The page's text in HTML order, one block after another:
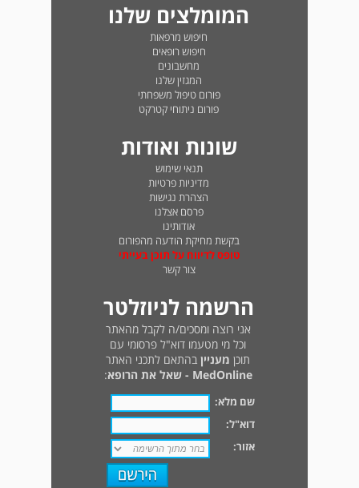
המומלצים שלנו
חיפוש מרפאות
חיפוש רופאים
מחשבונים
המגזין שלנו
פורום טיפול משפחתי
פורום ניתוחי קטרקט
שונות ואודות
תנאי שימוש
מדיניות פרטיות
הצהרת נגישות
פרסם אצלנו
אודותינו
בקשת מחיקת הודעה מהפורום
טופס לדיווח על תוכן בעייתי
צור קשר
הרשמה לניוזלטר
אני רוצה ומסכים/ה לקבל מהאתר
וכל מי מטעמו דוא"ל פרסומי עם
תוכן מעניין בהתאם לתכני האתר
MedOnline - שאל את הרופא
:
שם מלא:
דוא"ל:
אזור: